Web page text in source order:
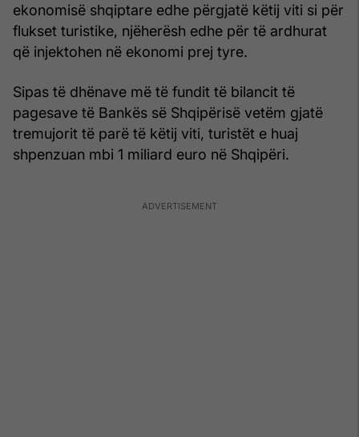
ekonomisë shqiptare edhe përgjatë këtij viti si për
flukset turistike, njëherësh edhe për të ardhurat
që injektohen në ekonomi prej tyre.
Sipas të dhënave më të fundit të bilancit të
pagesave të Bankës së Shqipërisë vetëm gjatë
tremujorit të parë të këtij viti, turistët e huaj
shpenzuan mbi 1 miliard euro në Shqipëri.